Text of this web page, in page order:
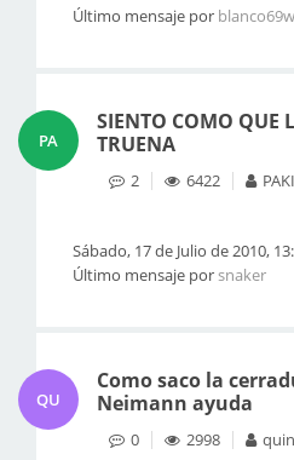
Último mensaje por blanco69w
PA
SIENTO COMO QUE
TRUENA
2 6422
Sábado, 17 de Julio de 2010,
Último mensaje porsnaker
QU
Como saco la
Neimann ayuda
0 2998